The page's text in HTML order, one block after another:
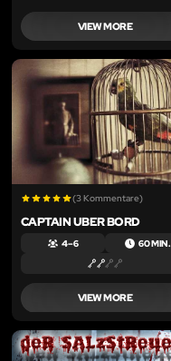
VIEW MORE
(3 Kommentare)
CAPTAIN UBER BORD
4 – 6 60 MIN.
VIEW MORE